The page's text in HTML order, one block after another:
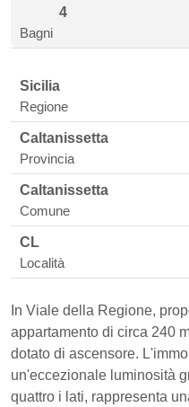
4
Bagni
Sicilia
Regione
Caltanissetta
Provincia
Caltanissetta
Comune
CL
Località
In Viale della Regione,
appartamento di circa 240
dotato di ascensore.
un'eccezionale luminosità
quattro i lati, rappresenta